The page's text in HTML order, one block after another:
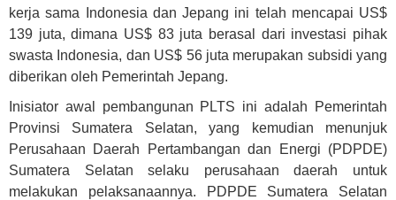
kerja sama Indonesia dan Jepang ini telah mencapai US$
139 juta, dimana US$ 83 juta berasal dari investasi pihak
swasta Indonesia, dan US$ 56 juta merupakan subsidi yang
diberikan oleh Pemerintah Jepang.
Inisiator awal pembangunan PLTS ini adalah Pemerintah
Provinsi Sumatera Selatan, yang kemudian menunjuk
Perusahaan Daerah Pertambangan dan Energi (PDPDE)
Sumatera Selatan selaku perusahaan daerah untuk
melakukan pelaksanaannya. PDPDE Sumatera Selatan